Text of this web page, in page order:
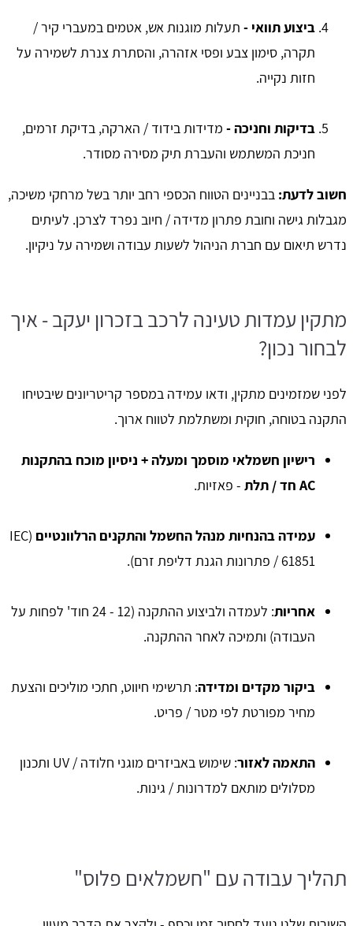
ביצוע תוואי - תעלות מוגנות אש, אטמים במעברי קיר /
תקרה, סימון צבע ופסי אזהרה, והסתרת צנרת לשמירה על
חזות נקייה.
בדיקות וחניכה - מדידות בידוד / הארקה, בדיקת זרמים,
חניכת המשתמש והעברת תיק מסירה מסודר.
חשוב לדעת: בבניינים הטווח הכספי רחב יותר בשל מרחקי משיכה,
מגבלות גישה וחובת פתרון מדידה / חיוב נפרד לצרכן. לעיתים
נדרש תיאום עם חברת הניהול לשעות עבודה ושמירה על ניקיון.
מתקין עמדות טעינה לרכב בזכרון יעקב - איך
לבחור נכון?
לפני שמזמינים מתקין, ודאו עמידה במספר קריטריונים שיבטיחו
התקנה בטוחה, חוקית ומשתלמת לטווח ארוך.
רישיון חשמלאי מוסמך ומעלה + ניסיון מוכח בהתקנות
AC חד / תלת
- פאזיות.
עמידה בהנחיות מנהל החשמל והתקנים הרלוונטיים (IEC
61851 / פתרונות הגנת דליפת זרם).
אחריות
: לעמדה ולביצוע ההתקנה (12 - 24 חוד' לפחות על
העבודה) ותמיכה לאחר ההתקנה.
ביקור מקדים ומדידה: תרשימי חיווט, חתכי מוליכים והצעת
מחיר מפורטת לפי מטר / פריט.
התאמה לאזור
: שימוש באביזרים מוגני חלודה / UV ותכנון
מסלולים מותאם למדרונות / גינות.
תהליך עבודה עם "חשמלאים פלוס"